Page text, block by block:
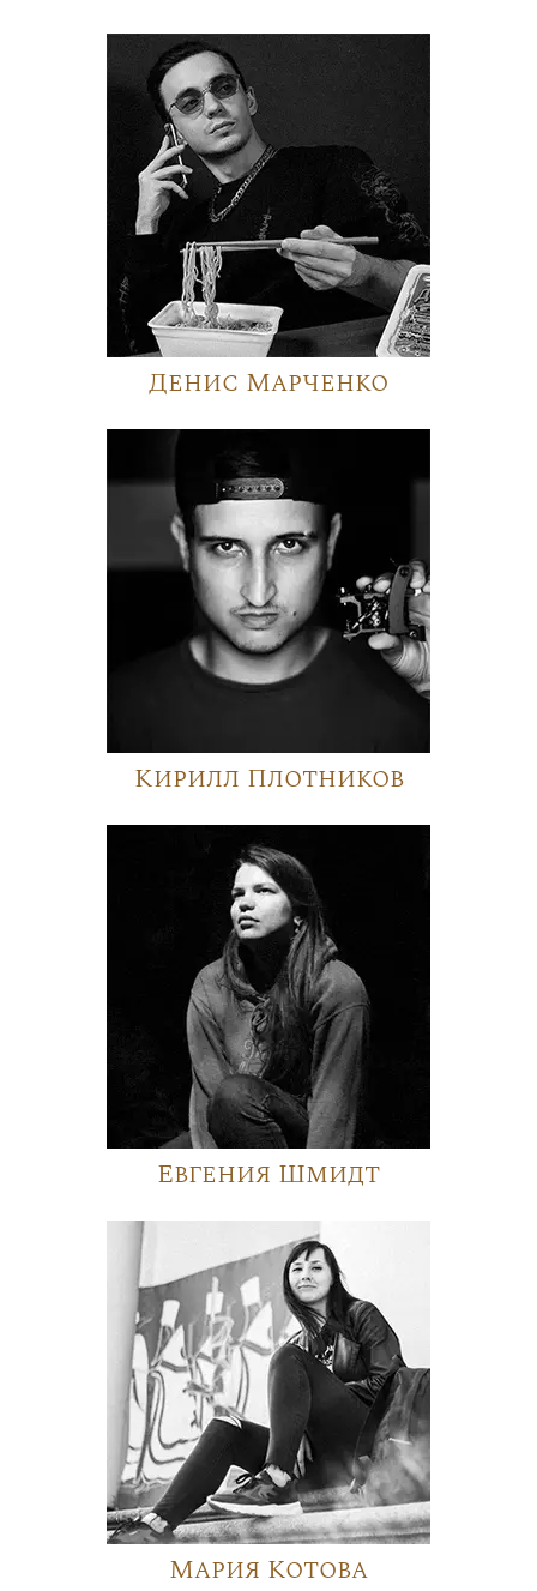
Денис Марченко
Кирилл Плотников
Евгения Шмидт
Мария Котова